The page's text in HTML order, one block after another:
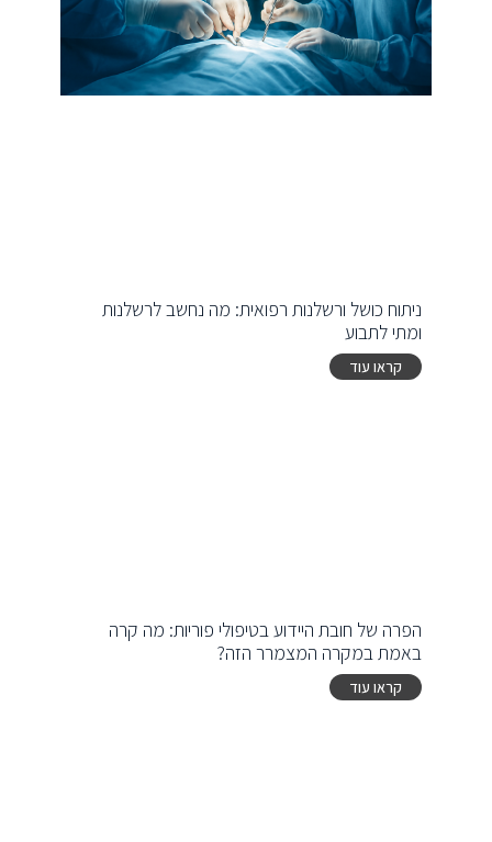
ניתוח כושל ורשלנות רפואית: מה נחשב לרשלנות
ומתי לתבוע
קראו עוד
הפרה של חובת היידוע בטיפולי פוריות: מה קרה
באמת במקרה המצמרר הזה?
קראו עוד